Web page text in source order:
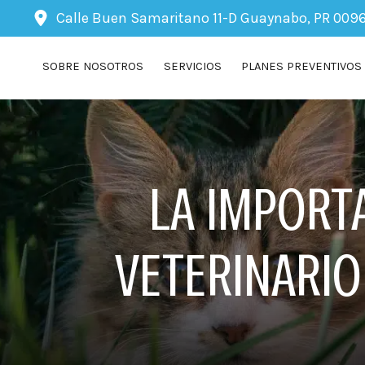
Calle Buen Samaritano 11-D Guaynabo, PR
SOBRE NOSOTROS SERVICIOS PLANES PREVENTIVOS
LA